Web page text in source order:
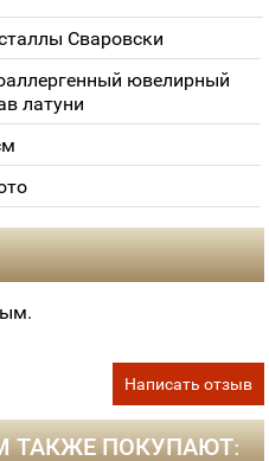
Сваровски
ювелирный
латуни
Написать отзыв
ТАКЖЕ ПОКУПАЮТ: